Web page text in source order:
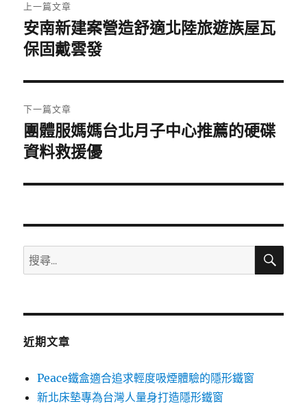
章
導
覽
上一篇文章
上
一
文
章:
安南新建案營造舒適北陸旅遊族屋瓦
保固戴雲發
下一篇文章
下
一
文
團體服媽媽台北月子中心推薦的硬碟
資料救援優
搜
尋
鍵
搜
近期文章
Peace鐵盒適合追求輕度吸煙體驗的隱形鐵窗
新北床墊專為台灣人量身打造隱形鐵窗